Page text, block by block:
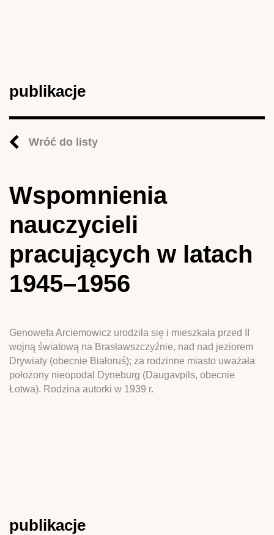
publikacje
Wróć do listy
Wspomnienia
nauczycieli
pracujących w latach
1945–1956
Genowefa Arciemowicz urodziła się i mieszkała przed II
wojną światową na Brasławszczyźnie, nad nad jeziorem
Drywiaty (obecnie Białoruś); za rodzinne miasto uważała
położony nieopodal Dyneburg (Daugavpils, obecnie
Łotwa). Rodzina autorki w 1939 r.
publikacje